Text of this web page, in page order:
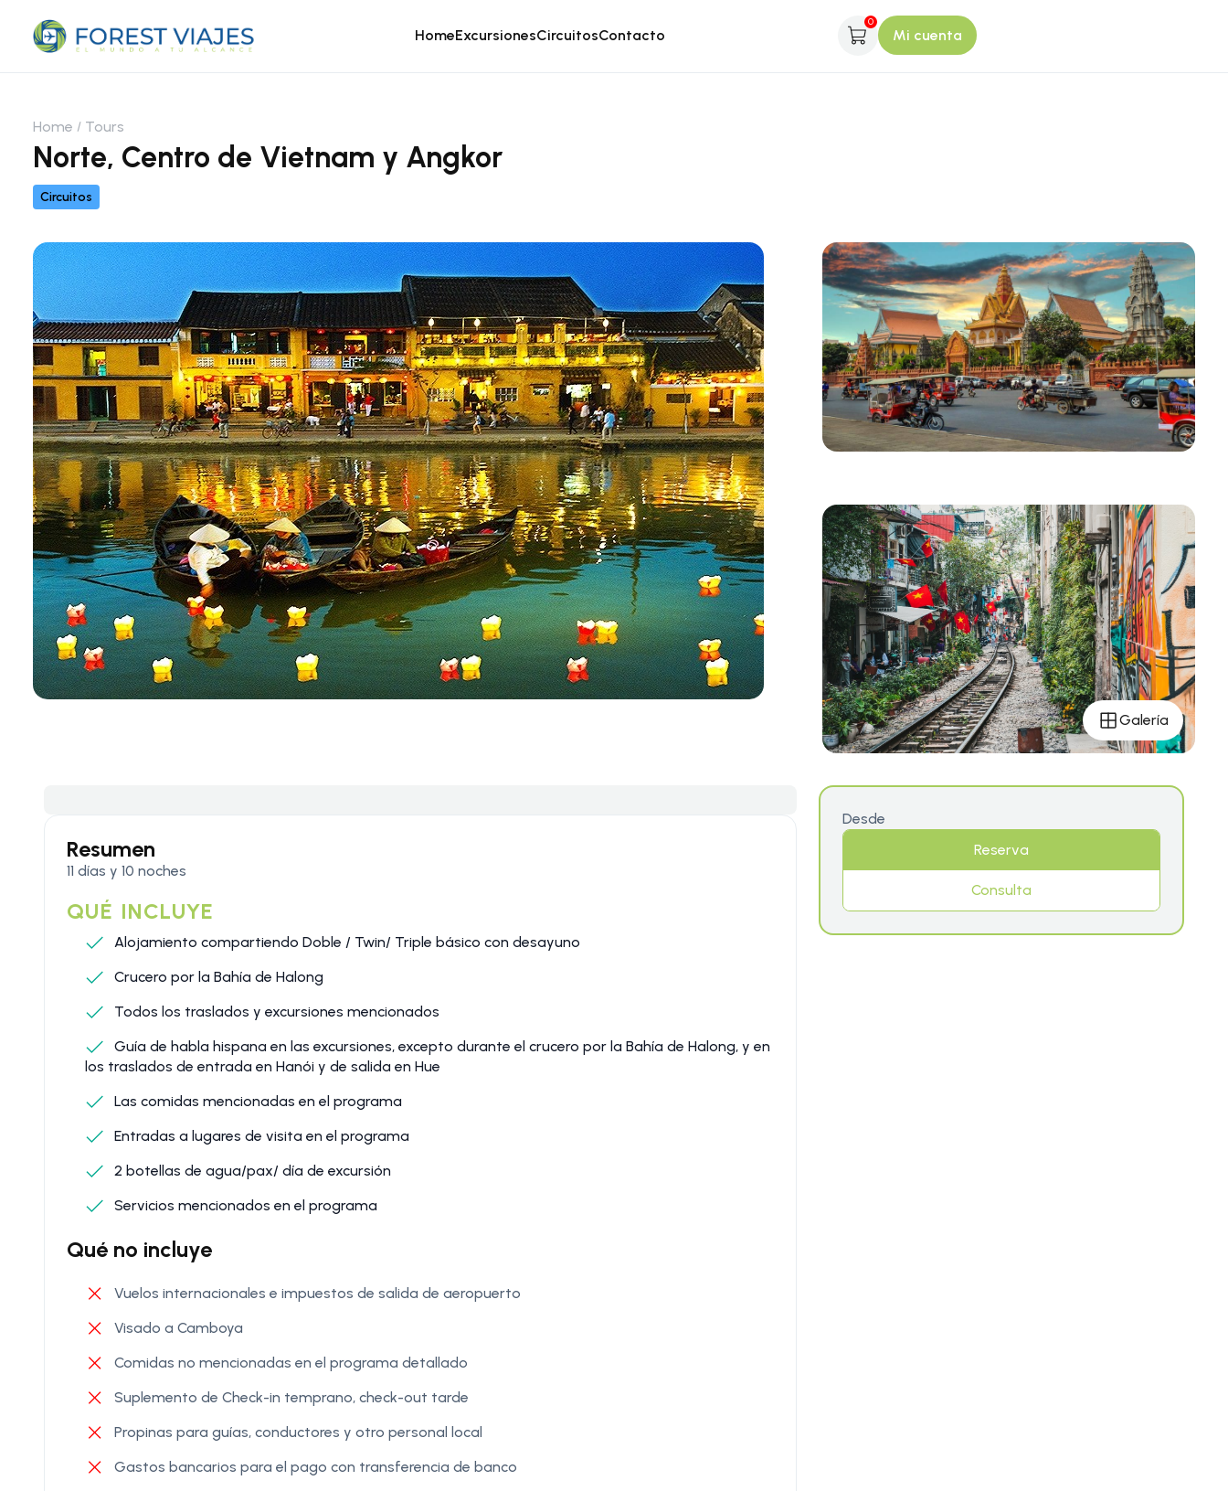
HomeExcursionesCircuitosContacto
0
Mi cuenta
Home Tours
Norte, Centro de Vietnam y Angkor
Circuitos
Galería
Resumen
11 días y 10 noches
QUÉ INCLUYE
Alojamiento compartiendo Doble / Twin/ Triple básico con desayuno
Crucero por la Bahía de Halong
Todos los traslados y excursiones mencionados
Guía de habla hispana en las excursiones, excepto durante el crucero por la Bahía de Halong, y en
los traslados de entrada en Hanói y de salida en Hue
Las comidas mencionadas en el programa
Entradas a lugares de visita en el programa
2 botellas de agua/pax/ día de excursión
Servicios mencionados en el programa
Qué no incluye
Vuelos internacionales e impuestos de salida de aeropuerto
Visado a Camboya
Comidas no mencionadas en el programa detallado
Suplemento de Check-in temprano, check-out tarde
Propinas para guías, conductores y otro personal local
Gastos bancarios para el pago con transferencia de banco
Desde
Reserva
Consulta